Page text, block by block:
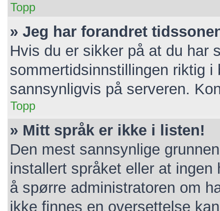
Topp
» Jeg har forandret
Hvis du er sikker på at du har
sommertidsinnstillingen riktig
sannsynligvis på serveren.
Topp
» Mitt språk er ikke i listen!
Den mest sannsynlige
installert språket eller at
å spørre administratoren om
ikke finnes en oversettelse